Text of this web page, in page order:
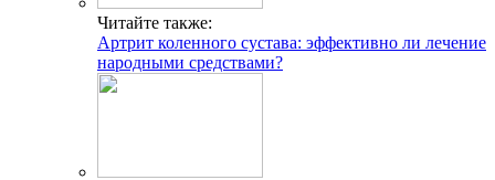
Читайте также:
Артрит коленного сустава: эффективно ли лечение
народными средствами?